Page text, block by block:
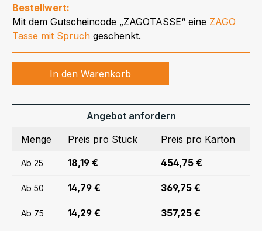
Bestellwert:
Mit dem Gutscheincode „ZAGOTASSE“ eine ZAGO
Tasse mit Spruch geschenkt.
In den Warenkorb
Angebot anfordern
Menge
Preis pro Stück Preis pro Karton
Ab 25 18,19 € 454,75 €
Ab 50 14,79 € 369,75 €
Ab 75 14,29 € 357,25 €